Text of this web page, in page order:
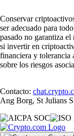
Conservar
ser adecuado para
pasado no garantiza
si invertir en
financiera y tolerancia
sobre los riesgos
Contacto:
Ang Borg, St Julians